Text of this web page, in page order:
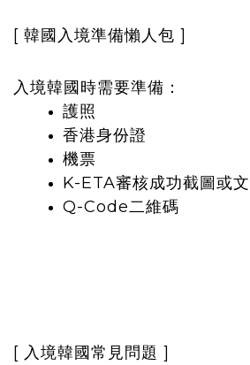
[ 韓國入境準備懶人包 ]
入境韓國時需要準備：
護照
香港身份證
機票
K-ETA審核成功截圖或
Q-Code二維碼
[ 入境韓國常見問題 ]